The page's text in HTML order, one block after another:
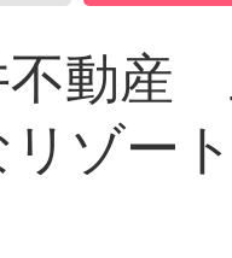
不動産
ゾー